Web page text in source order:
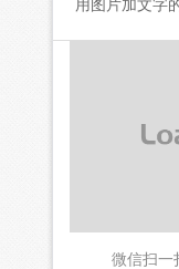
用图片加文字
微信扫一